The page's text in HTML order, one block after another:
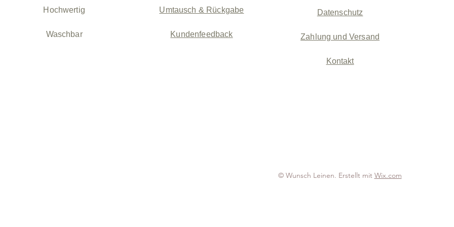
Hochwertig
Waschbar
Umtausch & Rückgabe
Kundenfeedback
Datenschutz
Zahlung und Versand
Kontakt
© Wunsch Leinen. Erstellt mit Wix.com